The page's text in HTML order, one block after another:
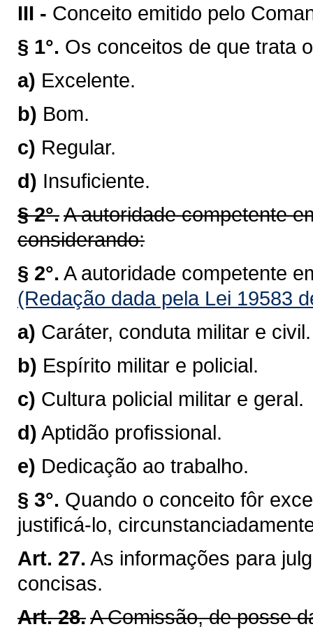
III - Conceito emitido pelo
§ 1°. Os conceitos de que trata
a) Excelente.
b) Bom.
c) Regular.
d) Insuficiente.
§ 2°.A autoridade competente
considerando:
§ 2°. A autoridade competente
(Redação dada pela Lei 19583
a) Caráter, conduta militar e civil.
b) Espírito militar e policial.
c) Cultura policial militar e geral.
d) Aptidão profissional.
e) Dedicação ao trabalho.
§ 3°. Quando o conceito fôr
justificá-lo,
Art. 27. As informações para
concisas.
Art. 28.A Comissão, de posse